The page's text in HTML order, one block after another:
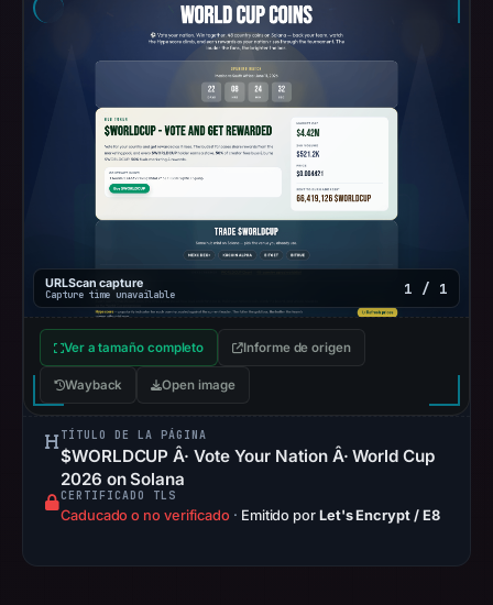
pulse
references
on
May
20,
2026
at
UTC.
Spamhaus
recorded
no
positive
result
Jul
2026
14:35
URLScan capture
Capture time unavailable 1 / 1
Ver a tamaño completo Informe de origen
Wayback Open image
TÍTULO DE LA PÁGINA
$WORLDCUP Â· Vote Your Nation Â· World Cup
2026 on Solana
CERTIFICADO TLS
Caducado o no verificado · Emitido por Let's Encrypt / E8